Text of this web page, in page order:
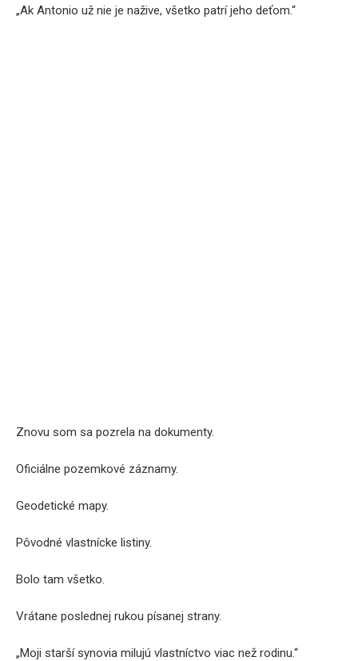
„Ak Antonio už nie je nažive, všetko patrí jeho deťom.“
Znovu som sa pozrela na dokumenty.
Oficiálne pozemkové záznamy.
Geodetické mapy.
Pôvodné vlastnícke listiny.
Bolo tam všetko.
Vrátane poslednej rukou písanej strany.
„Moji starší synovia milujú vlastníctvo viac než rodinu.“